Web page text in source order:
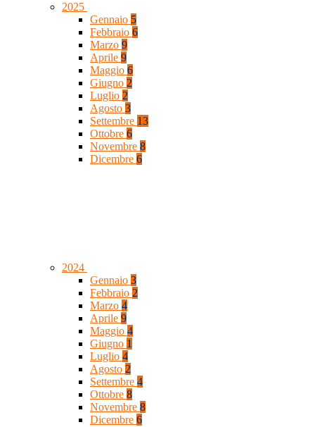
2025
Gennaio 5
Febbraio 6
Marzo 9
Aprile 9
Maggio 6
Giugno 2
Luglio 2
Agosto 3
Settembre 13
Ottobre 6
Novembre 8
Dicembre 6
2024
Gennaio 3
Febbraio 2
Marzo 4
Aprile 9
Maggio 4
Giugno 1
Luglio 4
Agosto 2
Settembre 4
Ottobre 8
Novembre 8
Dicembre 6